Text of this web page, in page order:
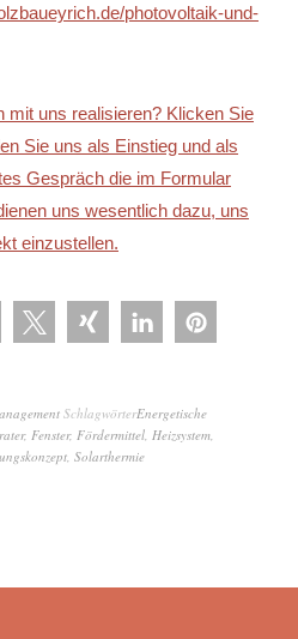
photovoltaik-und-
mit uns realisieren? Klicken Sie
Sie uns als Einstieg und als
Gespräch die im Formular
uns wesentlich dazu, uns
einzustellen.
SchlagwörterEnergetische
, Fenster, Fördermittel Heizsystem
Solarthermie